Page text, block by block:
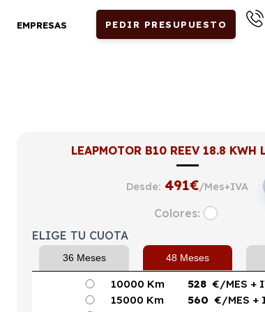
EMPRESAS PEDIR PRESUPUESTO
LEAPMOTOR B10 REEV 18.8 KWH
Desde: 491€/Mes+IVA
Colores:
ELIGE TU CUOTA
36 Meses 48 Meses
10000 Km 528 €/MES +
15000 Km
560 €/MES +